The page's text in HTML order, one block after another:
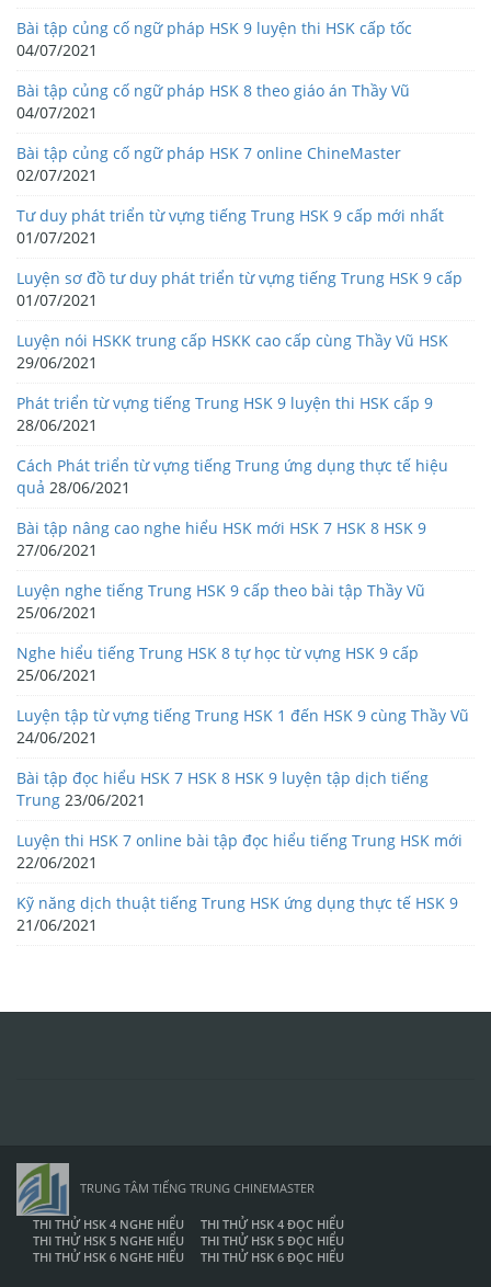
Bài tập củng cố ngữ pháp HSK 9 luyện thi HSK cấp tốc
04/07/2021
Bài tập củng cố ngữ pháp HSK 8 theo giáo án Thầy Vũ
04/07/2021
Bài tập củng cố ngữ pháp HSK 7 online ChineMaster
02/07/2021
Tư duy phát triển từ vựng tiếng Trung HSK 9 cấp mới nhất
01/07/2021
Luyện sơ đồ tư duy phát triển từ vựng tiếng Trung HSK 9 cấp
01/07/2021
Luyện nói HSKK trung cấp HSKK cao cấp cùng Thầy Vũ HSK
29/06/2021
Phát triển từ vựng tiếng Trung HSK 9 luyện thi HSK cấp 9
28/06/2021
Cách Phát triển từ vựng tiếng Trung ứng dụng thực tế hiệu
quả 28/06/2021
Bài tập nâng cao nghe hiểu HSK mới HSK 7 HSK 8 HSK 9
27/06/2021
Luyện nghe tiếng Trung HSK 9 cấp theo bài tập Thầy Vũ
25/06/2021
Nghe hiểu tiếng Trung HSK 8 tự học từ vựng HSK 9 cấp
25/06/2021
Luyện tập từ vựng tiếng Trung HSK 1 đến HSK 9 cùng Thầy Vũ
24/06/2021
Bài tập đọc hiểu HSK 7 HSK 8 HSK 9 luyện tập dịch tiếng
Trung 23/06/2021
Luyện thi HSK 7 online bài tập đọc hiểu tiếng Trung HSK mới
22/06/2021
Kỹ năng dịch thuật tiếng Trung HSK ứng dụng thực tế HSK 9
21/06/2021
TRUNG TÂM TIẾNG TRUNG CHINEMASTER
THI THỬ HSK 4 NGHE HIỂU
THI THỬ HSK 4 ĐỌC HIỂU
THI THỬ HSK 5 NGHE HIỂU
THI THỬ HSK 5 ĐỌC HIỂU
THI THỬ HSK 6 NGHE HIỂU
THI THỬ HSK 6 ĐỌC HIỂU